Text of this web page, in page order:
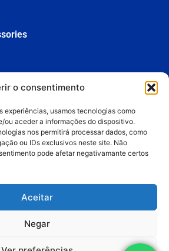
o consentimento
experiências, usamos tecnologias como
ou aceder a informações do dispositivo.
nos permitirá processar dados, como
ou IDs exclusivos neste site. Não
pode afetar negativamante certos
Aceitar
Negar
3936-8555